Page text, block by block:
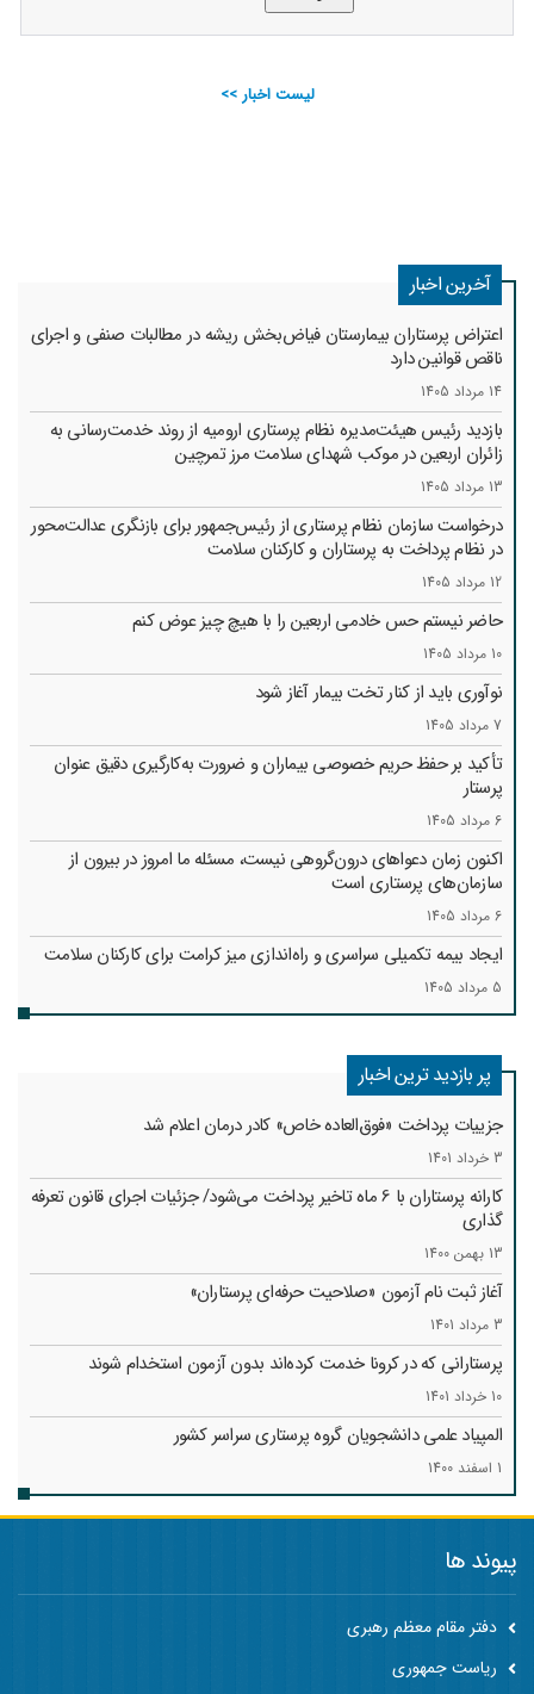
لیست اخبار >>
آخرین اخبار
اعتراض پرستاران بیمارستان فیاض‌بخش ریشه در مطالبات صنفی و اجرای
ناقص قوانین دارد
14 مرداد 1405
بازدید رئیس هیئت‌مدیره نظام پرستاری ارومیه از روند خدمت‌رسانی به
زائران اربعین در موکب شهدای سلامت مرز تمرچین
13 مرداد 1405
درخواست سازمان نظام پرستاری از رئیس‌جمهور برای بازنگری عدالت‌محور
در نظام پرداخت به پرستاران و کارکنان سلامت
12 مرداد 1405
حاضر نیستم حس خادمی اربعین را با هیچ چیز عوض کنم
10 مرداد 1405
نوآوری باید از کنار تخت بیمار آغاز شود
7 مرداد 1405
تأکید بر حفظ حریم خصوصی بیماران و ضرورت به‌کارگیری دقیق عنوان
پرستار
6 مرداد 1405
اکنون زمان دعواهای درون‌گروهی نیست، مسئله ما امروز در بیرون از
سازمان‌های پرستاری است
6 مرداد 1405
ایجاد بیمه تکمیلی سراسری و راه‌اندازی میز کرامت برای کارکنان سلامت
5 مرداد 1405
پر بازدید ترین اخبار
جزییات پرداخت «فوق‌العاده خاص» کادر درمان اعلام شد
3 خرداد 1401
کارانه‌ پرستاران با 6 ماه تاخیر پرداخت می‌شود/ جزئیات اجرای قانون تعرفه
گذاری
13 بهمن 1400
آغاز ثبت نام آزمون «صلاحیت حرفه‌ای پرستاران»
3 مرداد 1401
پرستارانی که در کرونا خدمت کرد‌ه‌اند بدون آزمون استخدام شوند
10 خرداد 1401
المپیاد علمی دانشجویان گروه پرستاری سراسر کشور
1 اسفند 1400
پیوند ها
دفتر مقام معظم رهبری
ریاست جمهوری